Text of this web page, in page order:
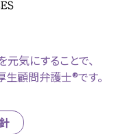
気にすることで、
顧問弁護士®です。